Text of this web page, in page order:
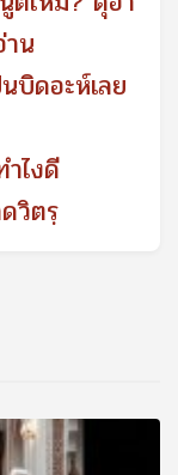
น
บิดอะห์เลย
ไงดี
วิตรฺ